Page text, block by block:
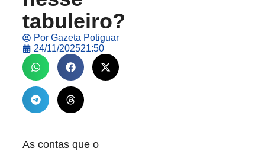
tabuleiro?
Por Gazeta Potiguar
24/11/202521:50
As contas que o